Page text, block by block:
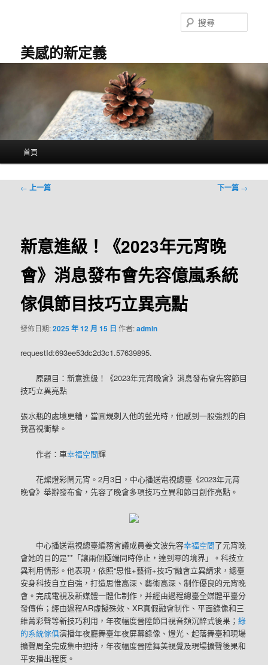
美感的新定義
尋
首頁
文
← 上一篇 下一篇 →
新意進級！《2023年元宵晚
會》消息發布會先容億嵐系統
傢俱節目技巧立異亮點
發佈日期:2025 年 12 月 15 日 作者:admin
requestId:693ee53dc2d3c1.57639895.
原題目：新意進級！《2023年元宵晚會》消息發布會先容節目
技巧立異亮點
張水瓶的處境更糟，當圓規刺入他的藍光時，他感到一股強烈的自
我審視衝擊。
作者：車幸福空間輝
花燦燈彩鬧元宵。2月3日，中心播送電視總臺《2023年元宵
晚會》舉辦發布會，先容了晚會多項技巧立異和節目創作亮點。
中心播送電視總臺編務會議成員姜文波先容幸福空間了元宵晚
會她的目的是**「讓兩個極端同時停止，達到零的境界」。科技立
異利用情形。他表現，依照“思惟+藝術+技巧”融會立異請求，總臺
安身科技自立自強，打造思惟高深、藝術高深、制作優良的元宵晚
會。完成電視及新媒體一體化制作，并經由過程總臺全媒體平臺分
發傳佈；經由過程AR虛擬殊效、XR真假融會制作、平面錄像和三
維菁彩聲等新技巧利用，年夜幅度晉陞節目視音頻沉醉式後果；綠
的系統傢俱演播年夜廳舞臺年夜屏幕錄像、燈光、起落舞臺和現場
擴聲周全完成集中把持，年夜幅度晉陞舞美視覺及現場擴聲後果和
平安播出程度。